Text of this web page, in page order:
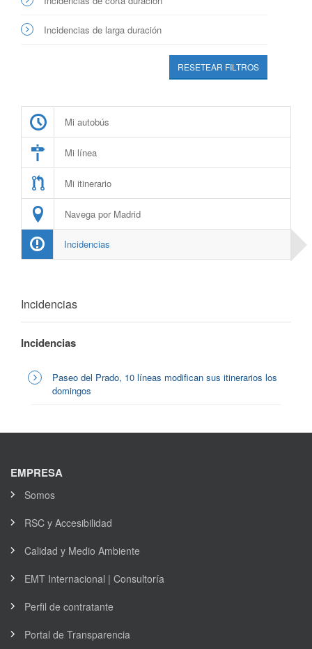
Incidencias de larga duración
RESETEAR FILTROS
Mi autobús
Mi línea
Mi itinerario
Navega por Madrid
Incidencias
Incidencias
Incidencias
Paseo del Prado, 10 líneas modifican sus itinerarios los
domingos
EMPRESA
Somos
RSC y Accesibilidad
Calidad y Medio Ambiente
EMT Internacional | Consultoría
Perfil de contratante
Portal de Transparencia